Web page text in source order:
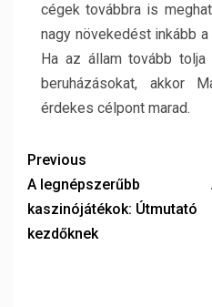
cégek továbbra is
nagy növekedést inkább
Ha az állam tovább
beruházásokat, akkor
érdekes célpont marad.
Previous
A legnépszerűbb
kaszinójátékok: Útmutató
kezdőknek